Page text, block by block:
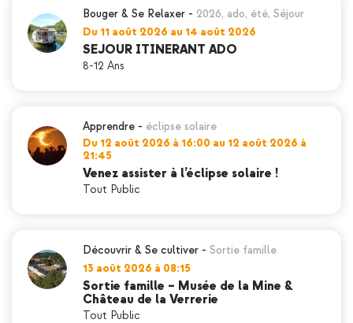
Bouger & Se Relaxer - 2026, ado, été, Séjour
Du 11 août 2026 au 14 août 2026
SEJOUR ITINERANT ADO
8-12 Ans
Apprendre - éclipse solaire
Du 12 août 2026 à 16:00 au 12 août 2026 à
21:45
Venez assister à l’éclipse solaire !
Tout Public
Découvrir & Se cultiver - Sortie famille
13 août 2026 à 08:15
Sortie famille – Musée de la Mine &
Château de la Verrerie
Tout Public